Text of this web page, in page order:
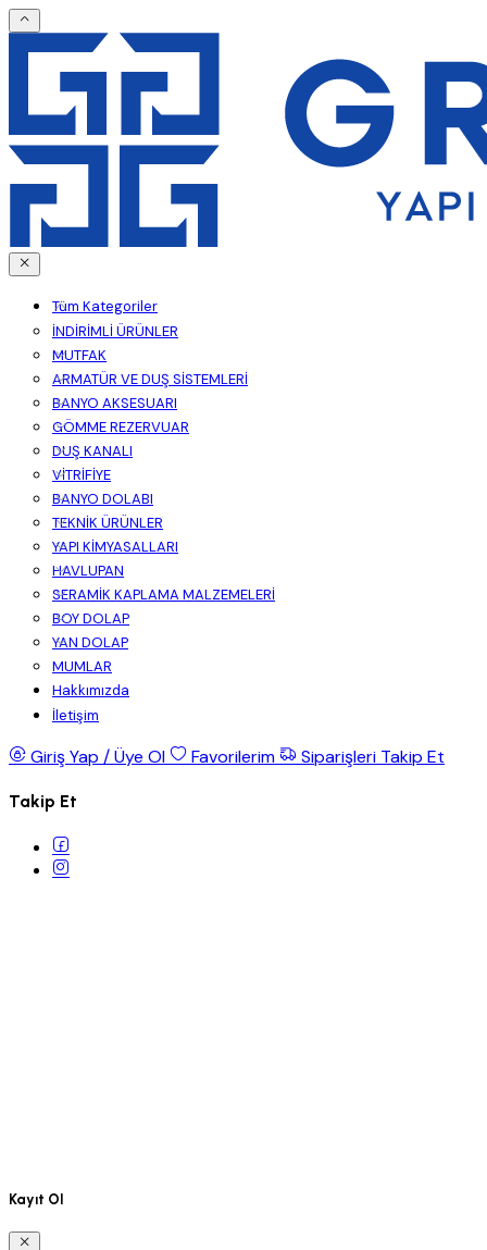
Tüm Kategoriler
İNDİRİMLİ ÜRÜNLER
MUTFAK
ARMATÜR VE DUŞ SİSTEMLERİ
BANYO AKSESUARI
GÖMME REZERVUAR
DUŞ KANALI
VİTRİFİYE
BANYO DOLABI
TEKNİK ÜRÜNLER
YAPI KİMYASALLARI
HAVLUPAN
SERAMİK KAPLAMA MALZEMELERİ
BOY DOLAP
YAN DOLAP
MUMLAR
Hakkımızda
İletişim
Giriş Yap / Üye Ol Favorilerim Siparişleri Takip Et
Takip Et
Kayıt Ol